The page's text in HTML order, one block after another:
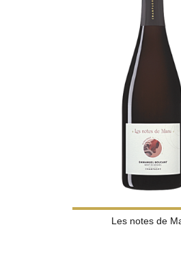
Les notes de